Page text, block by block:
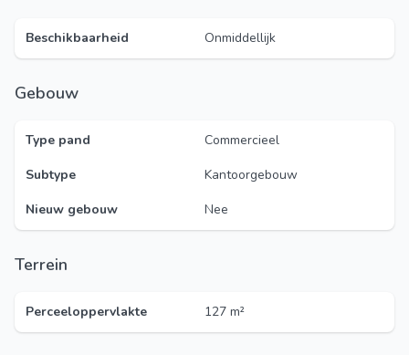
Beschikbaarheid Onmiddellijk
Gebouw
Type pand
Commercieel
Subtype
Kantoorgebouw
Nieuw gebouw
Nee
Terrein
Perceeloppervlakte 127 m²